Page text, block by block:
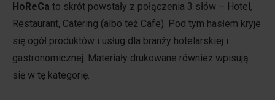
HoReCa to skrót powstały z połączenia 3 słów – Hotel,
Restaurant, Catering (albo też Cafe). Pod tym hasłem kryje
się ogół produktów i usług dla branży hotelarskiej i
gastronomicznej. Materiały drukowane również wpisują
się w tę kategorię.